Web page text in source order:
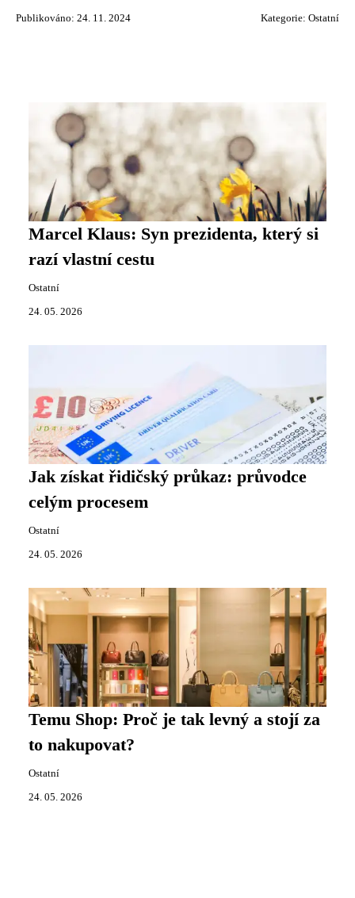
Publikováno: 24. 11. 2024 Kategorie: Ostatní
Marcel Klaus: Syn prezidenta, který si
razí vlastní cestu
Ostatní
24. 05. 2026
Jak získat řidičský průkaz: průvodce
celým procesem
Ostatní
24. 05. 2026
Temu Shop: Proč je tak levný a stojí za
to nakupovat?
Ostatní
24. 05. 2026